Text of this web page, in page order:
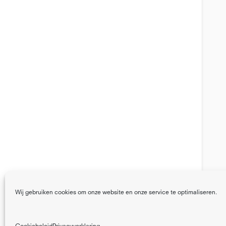
Wij gebruiken cookies om onze website en onze service te optimaliseren.